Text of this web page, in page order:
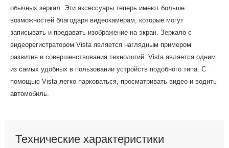
обычных зеркал. Эти аксессуары теперь имеют больше
возможностей благодаря видеокамерам, которые могут
записывать и предавать изображение на экран. Зеркало с
видеорегистратором Vista является наглядным примером
развития и совершенствования технологий. Vista является одним
из самых удобных в пользовании устройств подобного типа. С
помощью Vista легко парковаться, просматривать видео и водить
автомобиль.
Технические характеристики